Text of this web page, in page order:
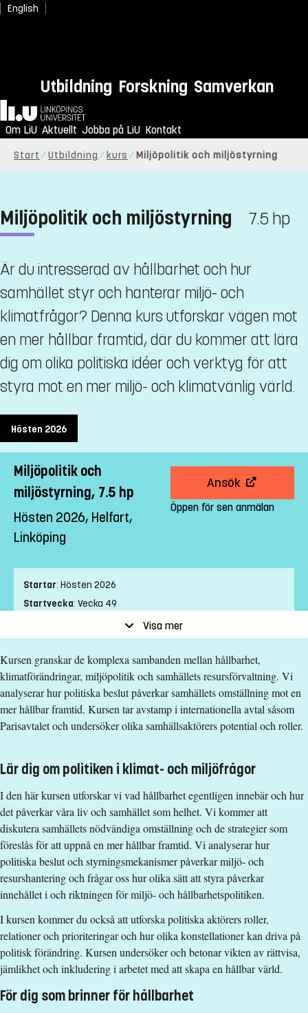
English
Utbildning Forskning Samverkan
Hem
Om LiU Aktuellt Jobba på LiU Kontakt
Start Utbildning kurs Miljöpolitik och miljöstyrning
Miljöpolitik och miljöstyrning 7.5 hp
Är du intresserad av hållbarhet och hur
samhället styr och hanterar miljö- och
klimatfrågor? Denna kurs utforskar vägen mot
en mer hållbar framtid, där du kommer att lära
dig om olika politiska idéer och verktyg för att
styra mot en mer miljö- och klimatvänlig värld.
Hösten 2026
Miljöpolitik och
miljöstyrning, 7.5 hp
Hösten 2026, Helfart,
Linköping
Ansök
Öppen för sen anmälan
Startar: Hösten 2026
Startvecka: Vecka 49
Ort:Linköping
Studietakt:Helfart
Nivå:Avancerad nivå
Studieform:Campusförlagd
Undervisningstid:Dagtid
Undervisningsspråk:Engelska
Antal platser
:1
Särskilda förkunskapskrav
150 hp varav 90 hp med progression inom ett huvudområde.
Engelska 6 alternativt Engelska nivå 2.
Undantag ges för svenska
Urval
Akademiska poäng (för engelskspråkig utbildning)
Studieavgift
Schweiz.
Visa mer
Kursen granskar de komplexa sambanden mellan hållbarhet,
klimatförändringar, miljöpolitik och samhällets resursförvaltning. Vi
analyserar hur politiska beslut påverkar samhällets omställning mot en
mer hållbar framtid. Kursen tar avstamp i internationella avtal såsom
Parisavtalet och undersöker olika samhällsaktörers potential och roller.
Lär dig om politiken i klimat- och miljöfrågor
I den här kursen utforskar vi vad hållbarhet egentligen innebär och hur
det påverkar våra liv och samhället som helhet. Vi kommer att
diskutera samhällets nödvändiga omställning och de strategier som
föreslås för att uppnå en mer hållbar framtid. Vi analyserar hur
politiska beslut och styrningsmekanismer påverkar miljö- och
resurshantering och frågar oss hur olika sätt att styra påverkar
innehållet i och riktningen för miljö- och hållbarhetspolitiken.
I kursen kommer du också att utforska politiska aktörers roller,
relationer och prioriteringar och hur olika konstellationer kan driva på
politisk förändring. Kursen undersöker och betonar vikten av rättvisa,
jämlikhet och inkludering i arbetet med att skapa en hållbar värld.
För dig som brinner för hållbarhet